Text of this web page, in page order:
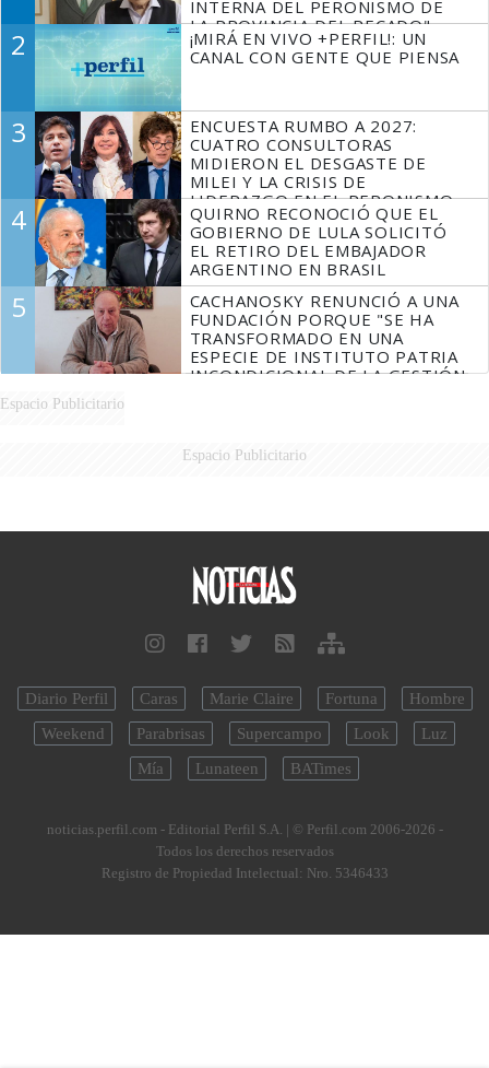
INTERNA DEL PERONISMO DE
LA PROVINCIA DEL PECADO"
2
¡MIRÁ EN VIVO +PERFIL!: UN
CANAL CON GENTE QUE PIENSA
3
ENCUESTA RUMBO A 2027:
CUATRO CONSULTORAS
MIDIERON EL DESGASTE DE
MILEI Y LA CRISIS DE
LIDERAZGO EN EL PERONISMO
4
QUIRNO RECONOCIÓ QUE EL
GOBIERNO DE LULA SOLICITÓ
EL RETIRO DEL EMBAJADOR
ARGENTINO EN BRASIL
5
CACHANOSKY RENUNCIÓ A UNA
FUNDACIÓN PORQUE "SE HA
TRANSFORMADO EN UNA
ESPECIE DE INSTITUTO PATRIA
INCONDICIONAL DE LA GESTIÓN
Espacio Publicitario
Espacio Publicitario
Diario Perfil Caras Marie Claire Fortuna
Hombre
Weekend
Parabrisas Supercampo Look
Luz
Mía
Lunateen BATimes
noticias.perfil.com - Editorial Perfil S.A. | © Perfil.com 2006-2026 -
Todos los derechos reservados
Registro de Propiedad Intelectual: Nro. 5346433